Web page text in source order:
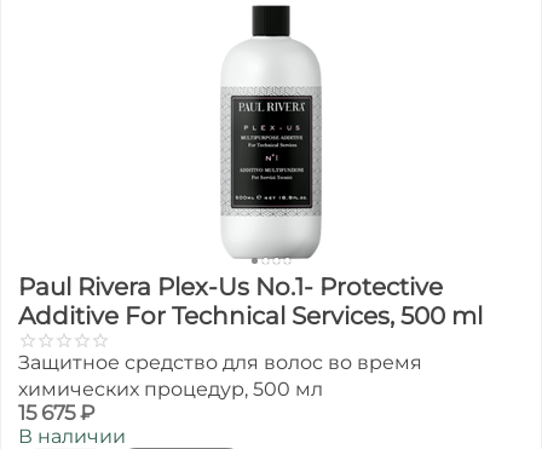
Paul Rivera Plex-Us No.1- Protective
Additive For Technical Services, 500 ml
Защитное средство для волос во время
химических процедур, 500 мл
15 675₽
В наличии